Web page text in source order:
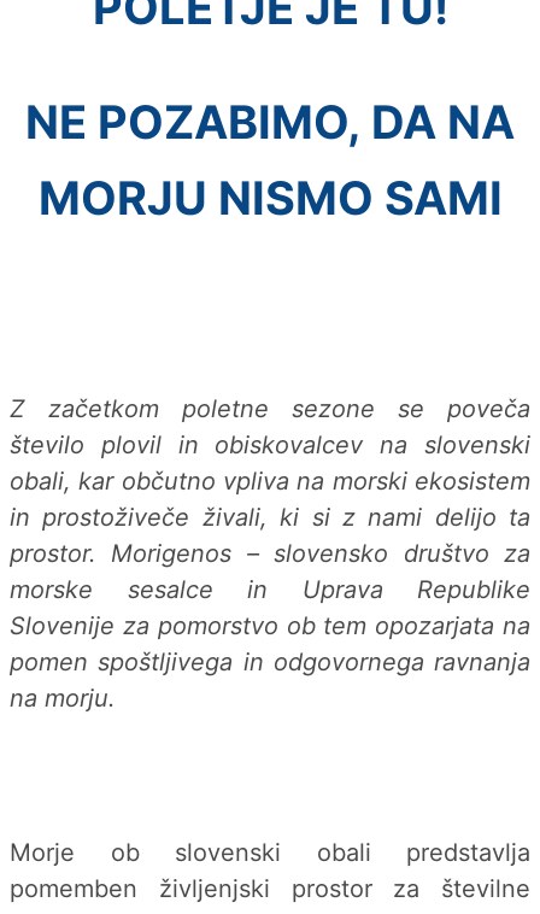
NE POZABIMO, DA NA
MORJU NISMO SAMI
Z začetkom poletne sezone se poveča
število plovil in obiskovalcev na slovenski
obali, kar občutno vpliva na morski ekosistem
in prostoživeče živali, ki si z nami delijo ta
prostor. Morigenos – slovensko društvo za
morske sesalce in Uprava Republike
Slovenije za pomorstvo ob tem opozarjata na
pomen spoštljivega in odgovornega ravnanja
na morju.
Morje ob slovenski obali predstavlja
pomemben življenjski prostor za številne